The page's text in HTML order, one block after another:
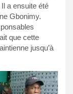
a ensuite été
Gbonimy.
que cette
jusqu’à